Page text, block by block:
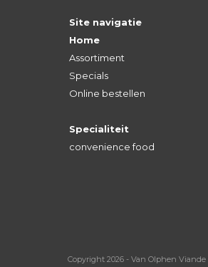
Site navigatie
Home
Assortiment
Specials
Online bestellen
Specialiteit
convenience food
Copyright 2026 - Van Olphen Viande